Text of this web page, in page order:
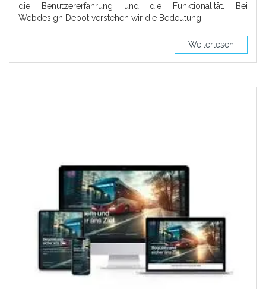
die Benutzererfahrung und die Funktionalität. Bei
Webdesign Depot verstehen wir die Bedeutung
Weiterlesen